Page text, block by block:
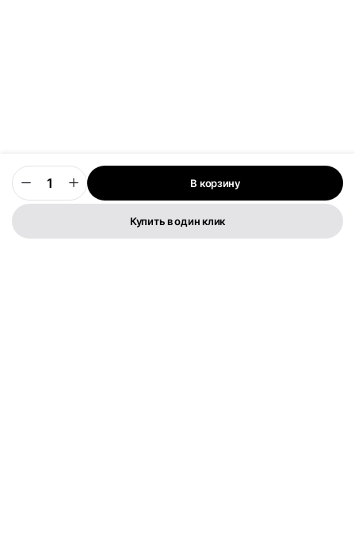
В корзину
Купить в один клик